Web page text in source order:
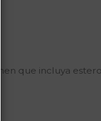
que incluya